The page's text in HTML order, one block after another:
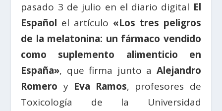
pasado 3 de julio en el diario digital El
Español el artículo «Los tres peligros
de la melatonina: un fármaco vendido
como suplemento alimenticio en
España», que firma junto a Alejandro
Romero y Eva Ramos, profesores de
Toxicología de la Universidad